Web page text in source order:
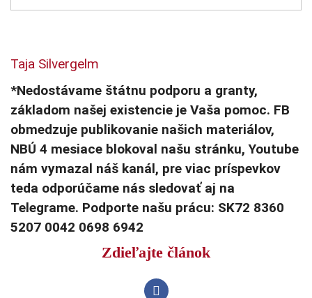
Taja Silvergelm
*Nedostávame štátnu podporu a granty,
základom našej existencie je Vaša pomoc. FB
obmedzuje publikovanie našich materiálov,
NBÚ 4 mesiace blokoval našu stránku, Youtube
nám vymazal náš kanál, pre viac príspevkov
teda odporúčame nás sledovať aj na
Telegrame. Podporte našu prácu: SK72 8360
5207 0042 0698 6942
Zdieľajte článok